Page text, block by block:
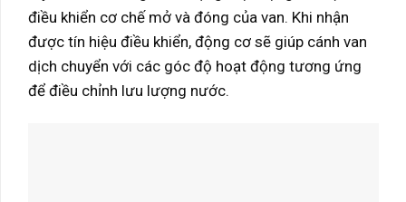
điều khiển cơ chế mở và đóng của van. Khi nhận
được tín hiệu điều khiển, động cơ sẽ giúp cánh van
dịch chuyển với các góc độ hoạt động tương ứng
để điều chỉnh lưu lượng nước.